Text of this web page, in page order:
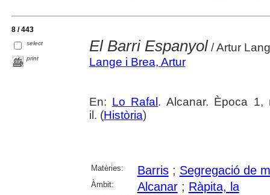
8 / 443
select
print
El Barri Espanyol/ Artur
Lange i Brea, Artur
En: Lo Rafal. Alcanar. Època 1,
il. (Història)
Matèries: Barris; Segregació de
Àmbit: Alcanar; Ràpita, la